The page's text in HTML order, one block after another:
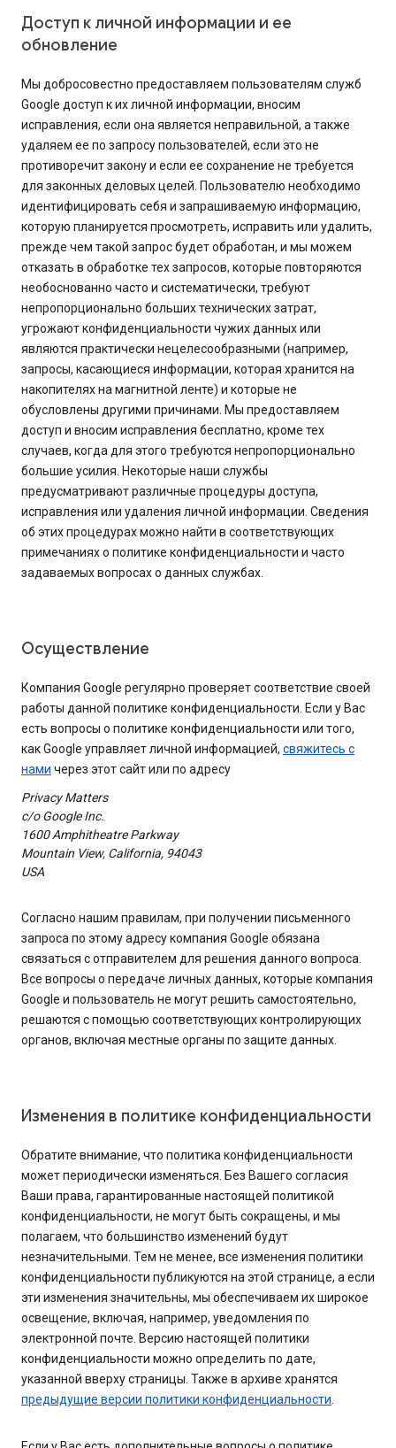
Доступ к личной информации и ее
обновление
Мы добросовестно предоставляем пользователям служб
Google доступ к их личной информации, вносим
исправления, если она является неправильной, а также
удаляем ее по запросу пользователей, если это не
противоречит закону и если ее сохранение не требуется
для законных деловых целей. Пользователю необходимо
идентифицировать себя и запрашиваемую информацию,
которую планируется просмотреть, исправить или удалить,
прежде чем такой запрос будет обработан, и мы можем
отказать в обработке тех запросов, которые повторяются
необоснованно часто и систематически, требуют
непропорционально больших технических затрат,
угрожают конфиденциальности чужих данных или
являются практически нецелесообразными (например,
запросы, касающиеся информации, которая хранится на
накопителях на магнитной ленте) и которые не
обусловлены другими причинами. Мы предоставляем
доступ и вносим исправления бесплатно, кроме тех
случаев, когда для этого требуются непропорционально
большие усилия. Некоторые наши службы
предусматривают различные процедуры доступа,
исправления или удаления личной информации. Сведения
об этих процедурах можно найти в соответствующих
примечаниях о политике конфиденциальности и часто
задаваемых вопросах о данных службах.
Осуществление
Компания Google регулярно проверяет соответствие своей
работы данной политике конфиденциальности. Если у Вас
есть вопросы о политике конфиденциальности или того,
как Google управляет личной информацией, свяжитесь с
нами через этот сайт или по адресу
Privacy Matters
c/o Google Inc.
1600 Amphitheatre Parkway
Mountain View, California, 94043
USA
Согласно нашим правилам, при получении письменного
запроса по этому адресу компания Google обязана
связаться с отправителем для решения данного вопроса.
Все вопросы о передаче личных данных, которые компания
Google и пользователь не могут решить самостоятельно,
решаются с помощью соответствующих контролирующих
органов, включая местные органы по защите данных.
Изменения в политике конфиденциальности
Обратите внимание, что политика конфиденциальности
может периодически изменяться. Без Вашего согласия
Ваши права, гарантированные настоящей политикой
конфиденциальности, не могут быть сокращены, и мы
полагаем, что большинство изменений будут
незначительными. Тем не менее, все изменения политики
конфиденциальности публикуются на этой странице, а если
эти изменения значительны, мы обеспечиваем их широкое
освещение, включая, например, уведомления по
электронной почте. Версию настоящей политики
конфиденциальности можно определить по дате,
указанной вверху страницы. Также в архиве хранятся
предыдущие версии политики конфиденциальности